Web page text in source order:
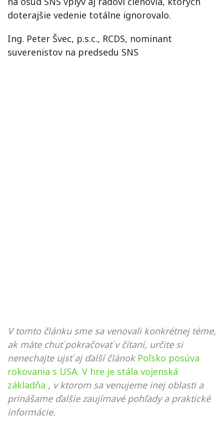
doterajšie vedenie totálne ignorovalo.
Ing. Peter Švec, p.s.c., RCDS, nominant
suverenistov na predsedu SNS
V tomto článku sme sa venovali konkrétnej téme,
ak máte chuť pokračovať v čítaní, určite si
nenechajte ujsť aj ďalší článok Poľsko posúva
rokovania s USA. V hre je stála vojenská
základňa , v ktorom sa venujeme inej oblasti a
prinášame ďalšie zaujímavé pohľady a praktické
informácie.